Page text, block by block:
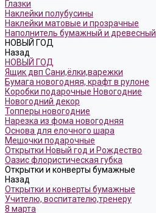
Глазки
Наклейки полубусины
Наклейки матовые и прозрачные
Наполнитель бумажный и древесный
НОВЫЙ ГОД
Назад
НОВЫЙ ГОД
Ящик двп Сани,ёлки,варежки
Бумага новогодняя, крафт в рулоне
Коробки подарочные Новогодние
Новогодний декор
Топперы новогодние
Нарезка из фома новогодняя
Основа для елочного шара
Мешочки подарочные
Открытки Новый год и Рождество
Оазис флористическая губка
Открытки и конверты бумажные
Назад
Открытки и конверты бумажные
Учителю, воспитателю,тренеру
8 марта